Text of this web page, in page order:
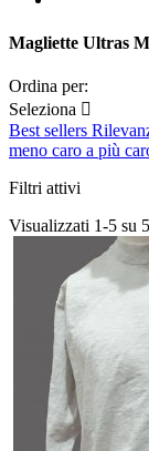
Magliette Ultras
Ordina per:
Seleziona 
Best sellers
meno caro a più
Filtri attivi
Visualizzati 1-5 su